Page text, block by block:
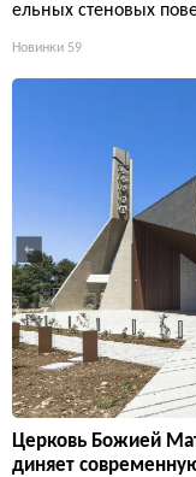
ельных стеновых
Новинки 59
Церковь Божией
диняет